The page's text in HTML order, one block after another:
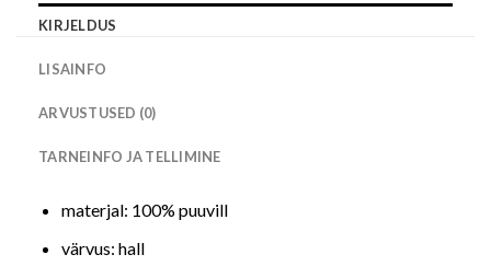
KIRJELDUS
LISAINFO
ARVUSTUSED (0)
TARNEINFO JA TELLIMINE
materjal: 100% puuvill
värvus: hall